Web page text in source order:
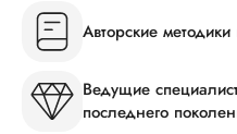
Авторские
Ведущие
последнего